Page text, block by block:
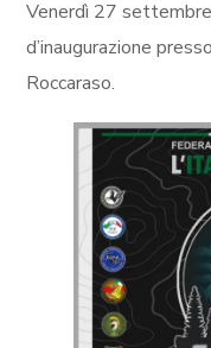
Venerdì 27
d’inaugurazione
Roccaraso.